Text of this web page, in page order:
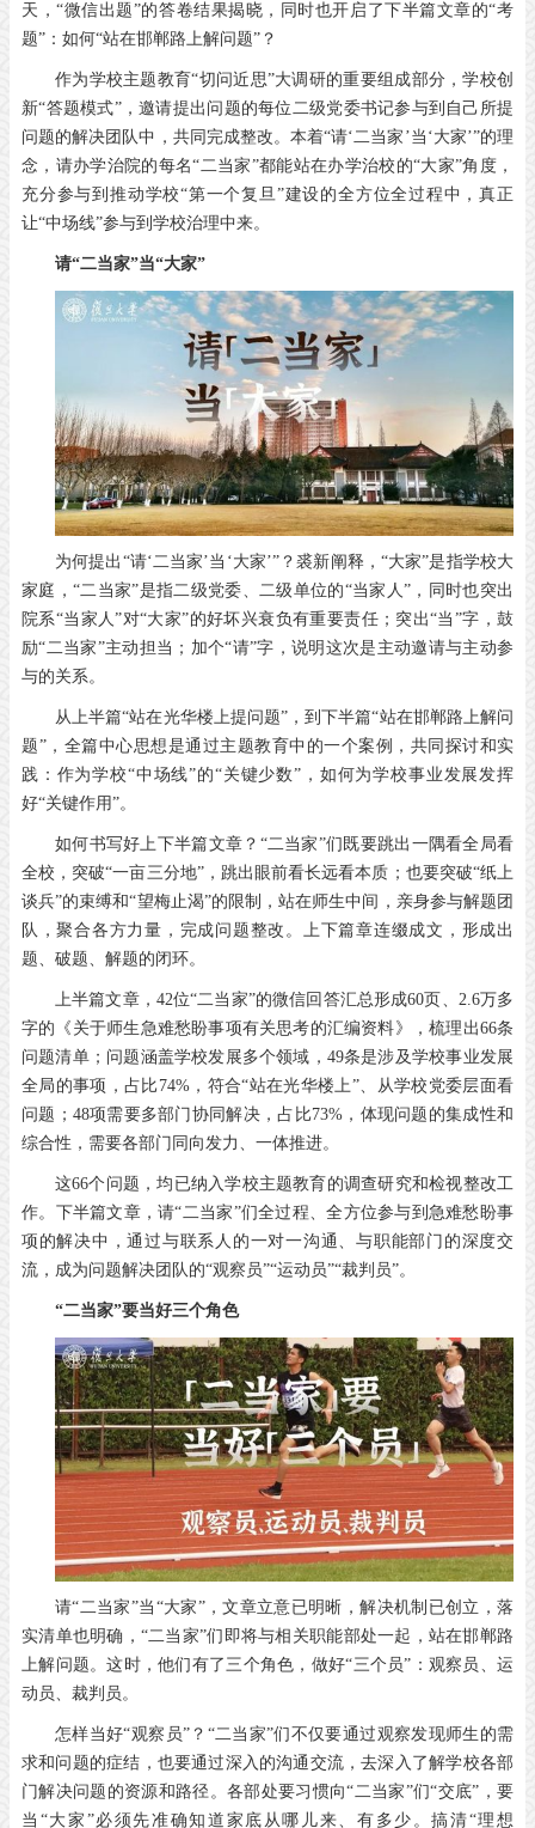
天，“微信出题”的答卷结果揭晓，同时也开启了下半篇文章的“考
题”：如何“站在邯郸路上解问题”？
作为学校主题教育“切问近思”大调研的重要组成部分，学校创
新“答题模式”，邀请提出问题的每位二级党委书记参与到自己所提
问题的解决团队中，共同完成整改。本着“请‘二当家’当‘大家’”的理
念，请办学治院的每名“二当家”都能站在办学治校的“大家”角度，
充分参与到推动学校“第一个复旦”建设的全方位全过程中，真正
让“中场线”参与到学校治理中来。
请“二当家”当“大家”
为何提出“请‘二当家’当‘大家’”？裘新阐释，“大家”是指学校大
家庭，“二当家”是指二级党委、二级单位的“当家人”，同时也突出
院系“当家人”对“大家”的好坏兴衰负有重要责任；突出“当”字，鼓
励“二当家”主动担当；加个“请”字，说明这次是主动邀请与主动参
与的关系。
从上半篇“站在光华楼上提问题”，到下半篇“站在邯郸路上解问
题”，全篇中心思想是通过主题教育中的一个案例，共同探讨和实
践：作为学校“中场线”的“关键少数”，如何为学校事业发展发挥
好“关键作用”。
如何书写好上下半篇文章？“二当家”们既要跳出一隅看全局看
全校，突破“一亩三分地”，跳出眼前看长远看本质；也要突破“纸上
谈兵”的束缚和“望梅止渴”的限制，站在师生中间，亲身参与解题团
队，聚合各方力量，完成问题整改。上下篇章连缀成文，形成出
题、破题、解题的闭环。
上半篇文章，42位“二当家”的微信回答汇总形成60页、2.6万多
字的《关于师生急难愁盼事项有关思考的汇编资料》，梳理出66条
问题清单；问题涵盖学校发展多个领域，49条是涉及学校事业发展
全局的事项，占比74%，符合“站在光华楼上”、从学校党委层面看
问题；48项需要多部门协同解决，占比73%，体现问题的集成性和
综合性，需要各部门同向发力、一体推进。
这66个问题，均已纳入学校主题教育的调查研究和检视整改工
作。下半篇文章，请“二当家”们全过程、全方位参与到急难愁盼事
项的解决中，通过与联系人的一对一沟通、与职能部门的深度交
流，成为问题解决团队的“观察员”“运动员”“裁判员”。
“二当家”要当好三个角色
请“二当家”当“大家”，文章立意已明晰，解决机制已创立，落
实清单也明确，“二当家”们即将与相关职能部处一起，站在邯郸路
上解问题。这时，他们有了三个角色，做好“三个员”：观察员、运
动员、裁判员。
怎样当好“观察员”？“二当家”们不仅要通过观察发现师生的需
求和问题的症结，也要通过深入的沟通交流，去深入了解学校各部
门解决问题的资源和路径。各部处要习惯向“二当家”们“交底”，要
当“大家”必须先准确知道家底从哪儿来、有多少。搞清“理想